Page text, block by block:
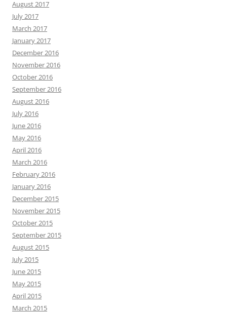
August 2017
July 2017
March 2017
January 2017
December 2016
November 2016
October 2016
September 2016
August 2016
July 2016
June 2016
May 2016
April 2016
March 2016
February 2016
January 2016
December 2015
November 2015
October 2015
September 2015
August 2015
July 2015
June 2015
May 2015
April 2015
March 2015